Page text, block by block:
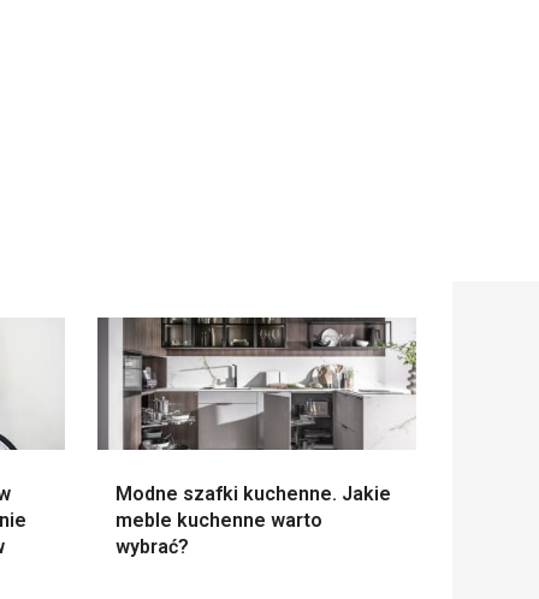
Modne szafki kuchenne. Jakie
meble kuchenne warto
wybrać?